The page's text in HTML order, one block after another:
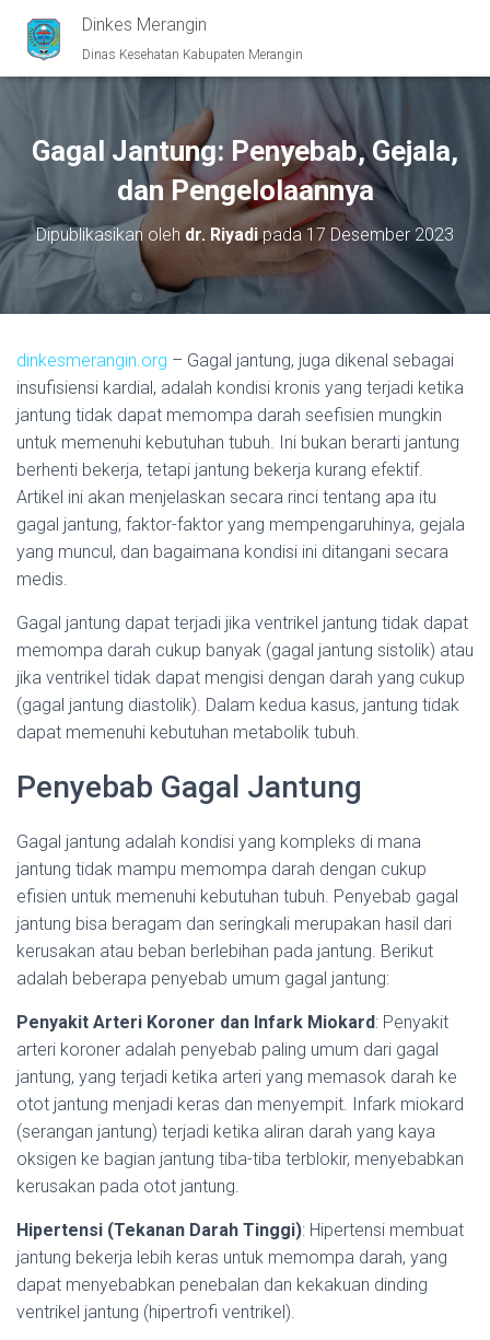
Dinkes Merangin
Dinas Kesehatan Kabupaten Merangin
Gagal Jantung: Penyebab, Gejala,
dan Pengelolaannya
Dipublikasikan oleh dr. Riyadipada17 Desember 2023
dinkesmerangin.org – Gagal jantung, juga dikenal sebagai
insufisiensi kardial, adalah kondisi kronis yang terjadi ketika
jantung tidak dapat memompa darah seefisien mungkin
untuk memenuhi kebutuhan tubuh. Ini bukan berarti jantung
berhenti bekerja, tetapi jantung bekerja kurang efektif.
Artikel ini akan menjelaskan secara rinci tentang apa itu
gagal jantung, faktor-faktor yang mempengaruhinya, gejala
yang muncul, dan bagaimana kondisi ini ditangani secara
medis.
Gagal jantung dapat terjadi jika ventrikel jantung tidak dapat
memompa darah cukup banyak (gagal jantung sistolik) atau
jika ventrikel tidak dapat mengisi dengan darah yang cukup
(gagal jantung diastolik). Dalam kedua kasus, jantung tidak
dapat memenuhi kebutuhan metabolik tubuh.
Penyebab Gagal Jantung
Gagal jantung adalah kondisi yang kompleks di mana
jantung tidak mampu memompa darah dengan cukup
efisien untuk memenuhi kebutuhan tubuh. Penyebab gagal
jantung bisa beragam dan seringkali merupakan hasil dari
kerusakan atau beban berlebihan pada jantung. Berikut
adalah beberapa penyebab umum gagal jantung:
Penyakit Arteri Koroner dan Infark Miokard: Penyakit
arteri koroner adalah penyebab paling umum dari gagal
jantung, yang terjadi ketika arteri yang memasok darah ke
otot jantung menjadi keras dan menyempit. Infark miokard
(serangan jantung) terjadi ketika aliran darah yang kaya
oksigen ke bagian jantung tiba-tiba terblokir, menyebabkan
kerusakan pada otot jantung.
Hipertensi (Tekanan Darah Tinggi): Hipertensi membuat
jantung bekerja lebih keras untuk memompa darah, yang
dapat menyebabkan penebalan dan kekakuan dinding
ventrikel jantung (hipertrofi ventrikel).